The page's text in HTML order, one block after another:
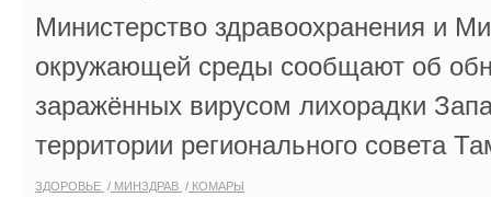
Министерство здравоохранения и
окружающей среды сообщают об
заражённых вирусом лихорадки
территории регионального совета
ЗДОРОВЬЕ МИНЗДРАВ КОМАРЫ